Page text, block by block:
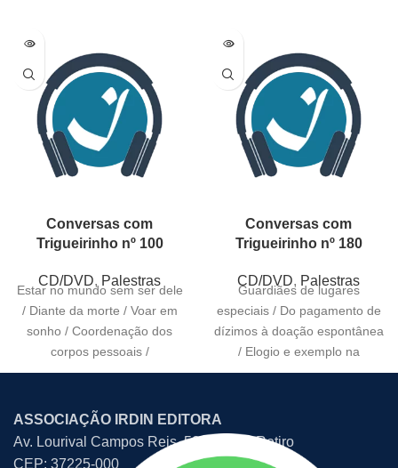
Conversas com
Trigueirinho nº 100
CD/DVD, Palestras
Estar no mundo sem ser dele
/ Diante da morte / Voar em
sonho / Coordenação dos
corpos pessoais /
Conversas com
Trigueirinho nº 180
CD/DVD, Palestras
Guardiães de lugares
especiais / Do pagamento de
dízimos à doação espontânea
/ Elogio e exemplo na
educação / O
ASSOCIAÇÃO IRDIN EDITORA
Av. Lourival Campos Reis, 507 – Bom Retiro
CEP: 37225-000